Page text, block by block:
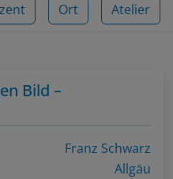
Ort Atelier
Bild –
Franz Schwarz
Allgäu